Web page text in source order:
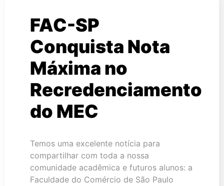
FAC-SP
Conquista Nota
Máxima no
Recredenciamento
do MEC
Temos uma excelente notícia para
compartilhar com toda a nossa
comunidade acadêmica e futuros alunos: a
Faculdade do Comércio de São Paulo